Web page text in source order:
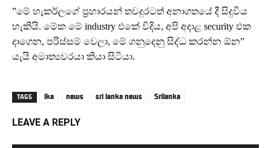
”මේ හැකර්ලගේ ප්‍රහාරයන් තවදුරටත් අනාගතයේ දී සිදුවිය
හැකියි. මේක මේ industry එකේ විදිය, අපි අදාළ security එක
දාගෙන, පරිස්සම් වෙලා, මේ ගනුදෙනු සිද්ධ කරන්න ඕන”
යැයි අමාත්‍යවරයා කියා සිටියා.
TAGS lka news sri lanka news Srilanka
LEAVE A REPLY